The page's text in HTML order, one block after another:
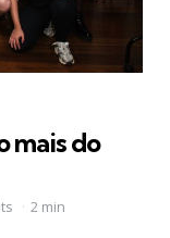
mais do
2 min